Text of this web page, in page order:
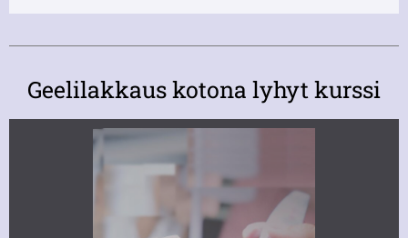
Geelilakkaus kotona lyhyt kurssi